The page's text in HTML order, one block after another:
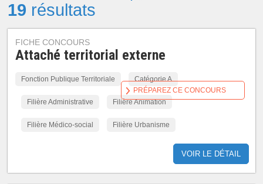
19 résultats
FICHE CONCOURS
Attaché territorial externe
Fonction Publique Territoriale Catégorie A
Filière Administrative Filière Animation
Filière Médico-social Filière Urbanisme
VOIR LE DÉTAIL
PRÉPAREZ CE CONCOURS